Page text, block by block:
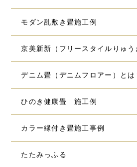
モダン乱敷き畳施工例
京美新新（フリースタイルりゅう
デニム畳（デニムフロアー）とは
ひのき健康畳 施工例
カラー縁付き畳施工事例
たたみっふる